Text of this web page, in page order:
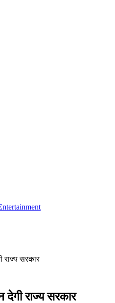
राज्य सरकार
देगी राज्य सरकार